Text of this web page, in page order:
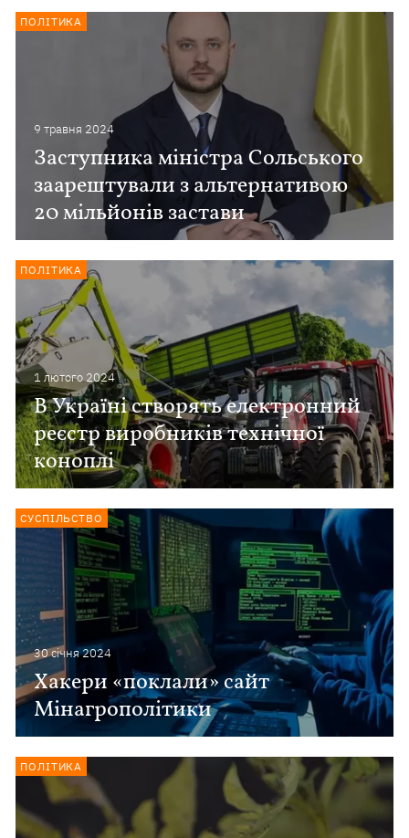
9 травня 2024
Заступника міністра Сольського
заарештували з альтернативою
20 мільйонів застави
ПОЛІТИКА
1 лютого 2024
В Україні створять електронний
реєстр виробників технічної
коноплі
ПОЛІТИКА
30 сiчня 2024
Хакери «поклали» сайт
Мінагрополітики
СУСПІЛЬСТВО
ПОЛІТИКА